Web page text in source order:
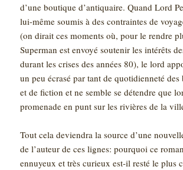
d’une boutique d’antiquaire. Quand Lord
lui-même soumis à des contraintes de
(on dirait ces moments où, pour le rendre
Superman est envoyé soutenir les intérêts
durant les crises des années 80), le lord
un peu écrasé par tant de quotidienneté
et de fiction et ne semble se détendre que
promenade en punt sur les rivières de la
Tout cela deviendra la source d’une
de l’auteur de ces lignes: pourquoi ce
ennuyeux et très curieux est-il resté le plus